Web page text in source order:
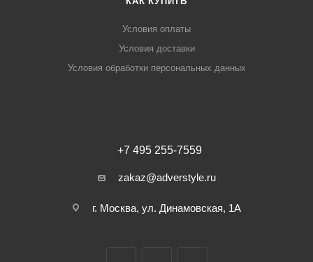
Условия оплаты
Условия доставки
Условия обработки персональных данных
+7 495 255-7559
zakaz@adverstyle.ru
г. Москва, ул. Динамовская, 1А